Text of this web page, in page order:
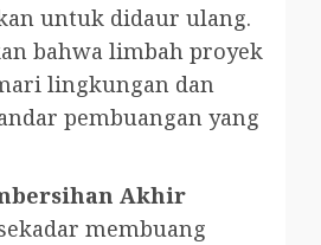
untuk didaur ulang.
bahwa limbah proyek
lingkungan dan
pembuangan yang
Akhir
membuang